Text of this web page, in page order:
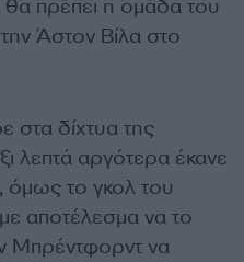
θα πρέπει η ομάδα του
Άστον Βίλα στο
στα δίχτυα της
λεπτά αργότερα έκανε
όμως το γκολ του
αποτέλεσμα να το
Μπρέντφορντ να